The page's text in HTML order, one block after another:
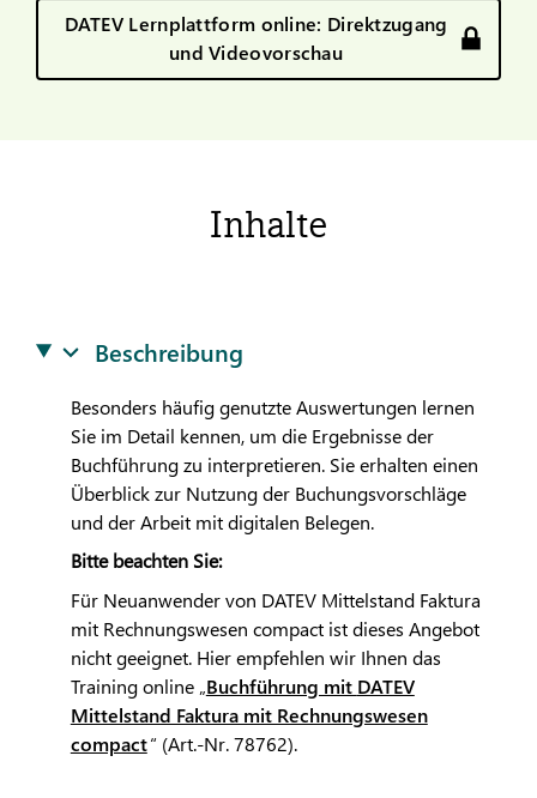
DATEV Lernplattform online: Direktzugang
und Videovorschau
Inhalte
Beschreibung
Besonders häufig genutzte Auswertungen lernen
Sie im Detail kennen, um die Ergebnisse der
Buchführung zu interpretieren. Sie erhalten einen
Überblick zur Nutzung der Buchungsvorschläge
und der Arbeit mit digitalen Belegen.
Bitte beachten Sie:
Für Neuanwender von DATEVMittelstand Faktura
mit Rechnungswesen compact ist dieses Angebot
nicht geeignet. Hier empfehlen wir Ihnen das
Training online „Buchführung mit DATEV
Mittelstand Faktura mit Rechnungswesen
compact“ (Art.-Nr. 78762).